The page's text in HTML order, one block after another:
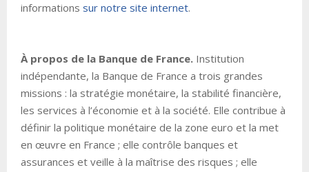
informations sur notre site internet.
À propos de la Banque de France. Institution
indépendante, la Banque de France a trois grandes
missions : la stratégie monétaire, la stabilité financière,
les services à l’économie et à la société. Elle contribue à
définir la politique monétaire de la zone euro et la met
en œuvre en France ; elle contrôle banques et
assurances et veille à la maîtrise des risques ; elle